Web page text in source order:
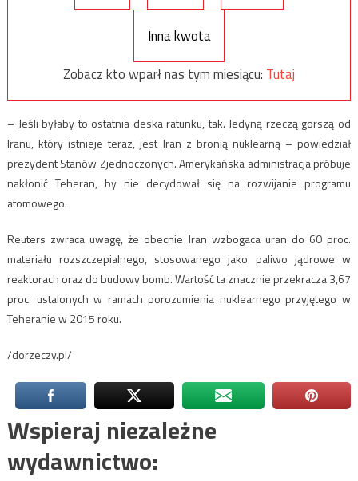
Inna kwota
Zobacz kto wparł nas tym miesiącu: Tutaj
– Jeśli byłaby to ostatnia deska ratunku, tak. Jedyną rzeczą gorszą od
Iranu, który istnieje teraz, jest Iran z bronią nuklearną – powiedział
prezydent Stanów Zjednoczonych. Amerykańska administracja próbuje
nakłonić Teheran, by nie decydował się na rozwijanie programu
atomowego.
Reuters zwraca uwagę, że obecnie Iran wzbogaca uran do 60 proc.
materiału rozszczepialnego, stosowanego jako paliwo jądrowe w
reaktorach oraz do budowy bomb. Wartość ta znacznie przekracza 3,67
proc. ustalonych w ramach porozumienia nuklearnego przyjętego w
Teheranie w 2015 roku.
/dorzeczy.pl/
Wspieraj niezależne
wydawnictwo: